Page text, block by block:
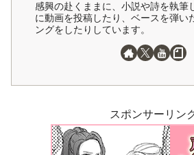
感興の赴くままに、小説や詩を執筆
に動画を投稿したり、ベースを弾い
ングをしたりしています。
スポンサーリン